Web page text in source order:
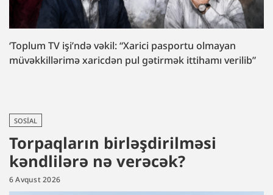
‘Toplum TV işi’ndə vəkil: “Xarici pasportu olmayan
müvəkkillərimə xaricdən pul gətirmək ittihamı verilib”
SOSIAL
Torpaqların birləşdirilməsi
kəndlilərə nə verəcək?
6 Avqust 2026